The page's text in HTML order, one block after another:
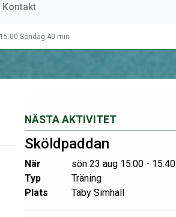
Kontakt
Söndag 40 min
NÄSTA AKTIVITET
Sköldpaddan
När
sön 23 aug 15:00 - 15:40
Typ
Träning
Plats
Täby Simhall